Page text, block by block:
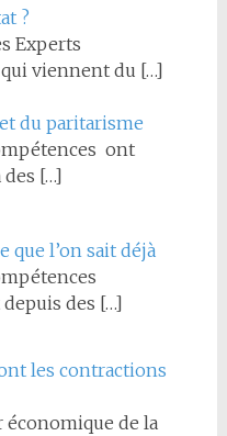
?
Experts
viennent du […]
du paritarisme
ont
[…]
que l’on sait déjà
des […]
les contractions
économique de la